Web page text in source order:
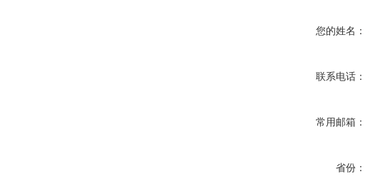
您的姓名：
联系电话：
常用邮箱：
省份：